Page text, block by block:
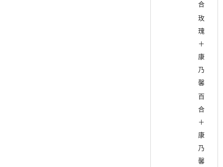
合
玫
瑰
＋
康
乃
馨
百
合
＋
康
乃
馨